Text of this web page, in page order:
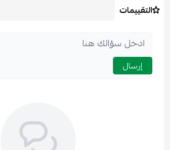
التقييمات
إرسال